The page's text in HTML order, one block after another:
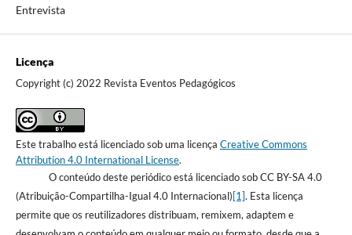
Entrevista
Licença
Copyright (c) 2022 Revista Eventos Pedagógicos
Este trabalho está licenciado sob uma licença Creative Commons
Attribution 4.0 International License.
O conteúdo deste periódico está licenciado sob CC BY-SA 4.0
(Atribuição-Compartilha-Igual 4.0 Internacional)[1]. Esta licença
permite que os reutilizadores distribuam, remixem, adaptem e